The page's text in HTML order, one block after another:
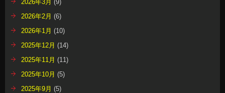
2026年3月 (9)
2026年2月 (6)
2026年1月 (10)
2025年12月 (14)
2025年11月 (11)
2025年10月 (5)
2025年9月 (5)